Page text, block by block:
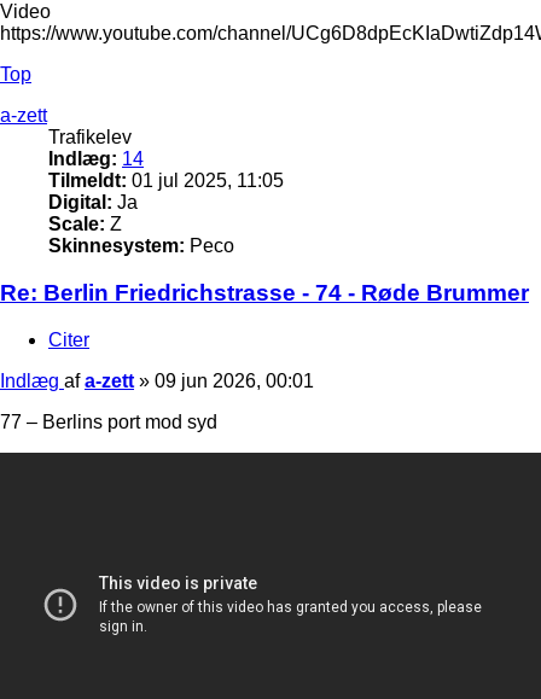
Video
https://www.youtube.com/channel/
Top
a-zett
Trafikelev
Indlæg: 14
Tilmeldt: 01 jul 2025, 11:05
Digital: Ja
Scale: Z
Skinnesystem: Peco
Re: Berlin Friedrichstrasse - 74 - Røde Brummer
Citer
Indlæg afa-zett » 09 jun 2026, 00:01
77 – Berlins port mod syd